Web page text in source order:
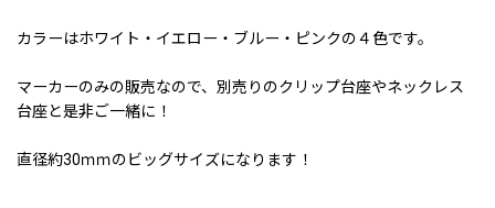
カラーはホワイト・イエロー・ブルー・ピンクの４色です。
マーカーのみの販売なので、別売りのクリップ台座やネックレス
台座と是非ご一緒に！
直径約30ｍｍのビッグサイズになります！